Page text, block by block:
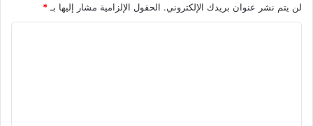
لن يتم نشر عنوان بريدك الإلكتروني. الحقول الإلزامية مشار إليها بـ*